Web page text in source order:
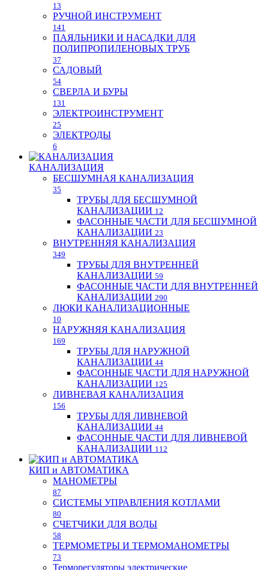
13
РУЧНОЙ ИНСТРУМЕНТ
141
ПАЯЛЬНИКИ И НАСАДКИ ДЛЯ
ПОЛИПРОПИЛЕНОВЫХ ТРУБ
37
САДОВЫЙ
54
СВЕРЛА И БУРЫ
131
ЭЛЕКТРОИНСТРУМЕНТ
25
ЭЛЕКТРОДЫ
6
КАНАЛИЗАЦИЯ
БЕСШУМНАЯ КАНАЛИЗАЦИЯ
35
ТРУБЫ ДЛЯ БЕСШУМНОЙ
КАНАЛИЗАЦИИ 12
ФАСОННЫЕ ЧАСТИ ДЛЯ БЕСШУМНОЙ
КАНАЛИЗАЦИИ 23
ВНУТРЕННЯЯ КАНАЛИЗАЦИЯ
349
ТРУБЫ ДЛЯ ВНУТРЕННЕЙ
КАНАЛИЗАЦИИ 59
ФАСОННЫЕ ЧАСТИ ДЛЯ ВНУТРЕННЕЙ
КАНАЛИЗАЦИИ 290
ЛЮКИ КАНАЛИЗАЦИОННЫЕ
10
НАРУЖНЯЯ КАНАЛИЗАЦИЯ
169
ТРУБЫ ДЛЯ НАРУЖНОЙ
КАНАЛИЗАЦИИ 44
ФАСОННЫЕ ЧАСТИ ДЛЯ НАРУЖНОЙ
КАНАЛИЗАЦИИ 125
ЛИВНЕВАЯ КАНАЛИЗАЦИЯ
156
ТРУБЫ ДЛЯ ЛИВНЕВОЙ
КАНАЛИЗАЦИИ 44
ФАСОННЫЕ ЧАСТИ ДЛЯ ЛИВНЕВОЙ
КАНАЛИЗАЦИИ 112
КИП и АВТОМАТИКА
МАНОМЕТРЫ
87
СИСТЕМЫ УПРАВЛЕНИЯ КОТЛАМИ
80
СЧЕТЧИКИ ДЛЯ ВОДЫ
58
ТЕРМОМЕТРЫ И ТЕРМОМАНОМЕТРЫ
73
Терморегуляторы электрические